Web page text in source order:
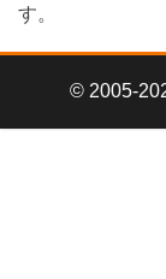
す。
© 2005-